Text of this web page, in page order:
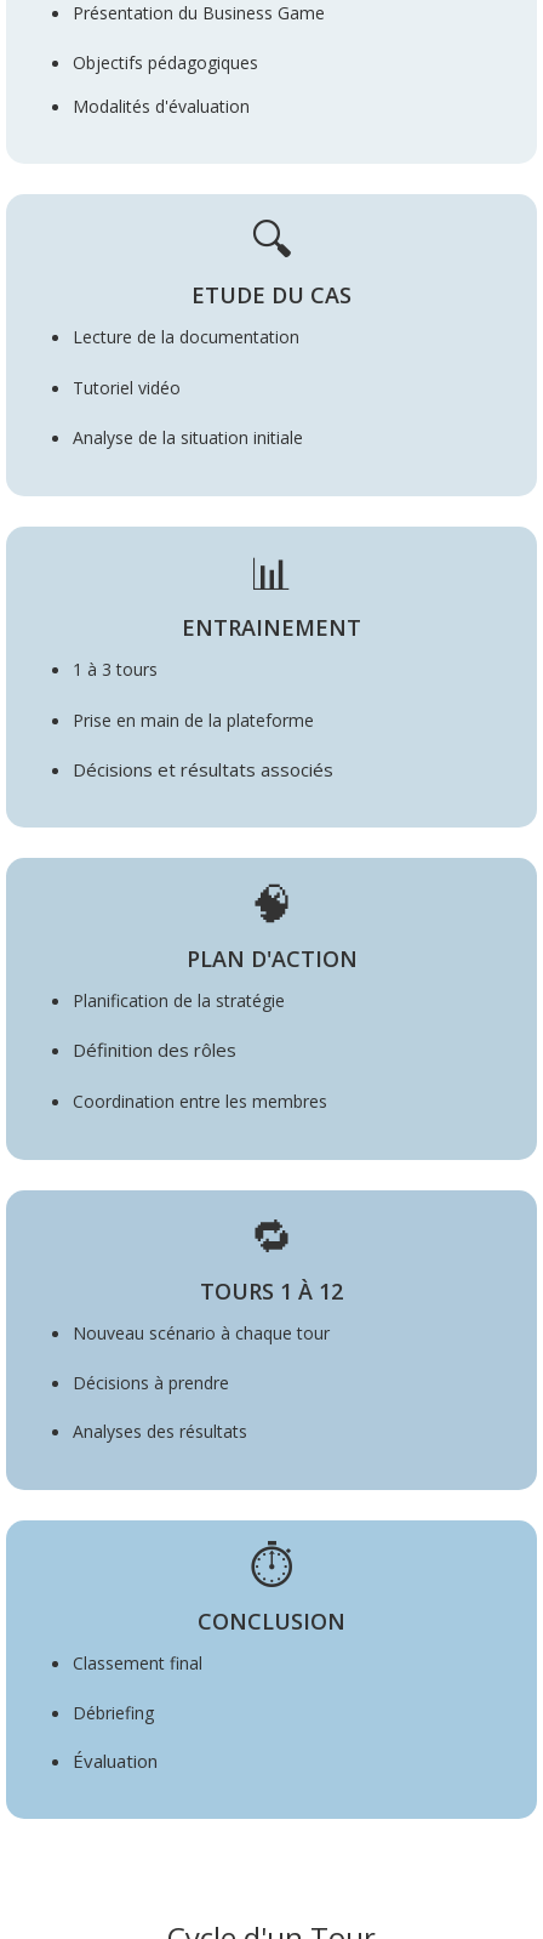
Présentation du Business Game
Objectifs pédagogiques
Modalités d'évaluation
🔍
ETUDE DU CAS
Lecture de la documentation
Tutoriel vidéo
Analyse de la situation initiale
📊
ENTRAINEMENT
1 à 3 tours
Prise en main de la plateforme
Décisions et résultats associés
🧠
PLAN D'ACTION
Planification de la stratégie
Définition des rôles
Coordination entre les membres
🔁
TOURS 1 À 12
Nouveau scénario à chaque tour
Décisions à prendre
Analyses des résultats
⏱️
CONCLUSION
Classement final
Débriefing
Évaluation